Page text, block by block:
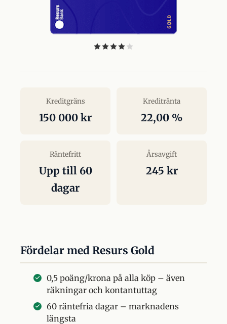
Kreditgräns
150 000 kr
Kreditränta
22,00 %
Räntefritt
Upp till 60
dagar
Årsavgift
245 kr
Fördelar med Resurs Gold
0,5 poäng/krona på alla köp – även
räkningar och kontantuttag
60 räntefria dagar – marknadens
längsta